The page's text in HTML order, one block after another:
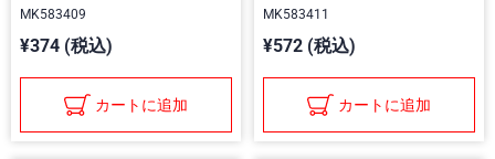
MK583409
¥374 (税込)
カートに追加
MK583411
¥572 (税込)
カートに追加